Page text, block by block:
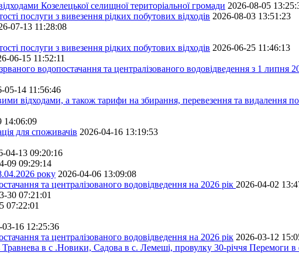
Козелецької селищної територіальної громади 2026-08-05
з вивезення рідких побутових відходів 2026-08-03 13:51:23
07-13 11:28:08
з вивезення рідких побутових відходів 2026-06-25 11:46:13
06-15 11:52:11
водопостачання та централізованого водовідведення з 1 липня
05-14 11:56:46
відходами, а також тарифи на збирання, перевезення та видалення
14:06:09
для споживачів 2026-04-16 13:19:53
04-13 09:20:16
09 09:29:14
року 2026-04-06 13:09:08
та централізованого водовідведення на 2026 рік 2026-04-02
30 07:21:01
07:22:01
03-16 12:25:36
та централізованого водовідведення на 2026 рік 2026-03-12
в с .Новики, Садова в с. Лемеші, провулку 30-річчя Перемоги в